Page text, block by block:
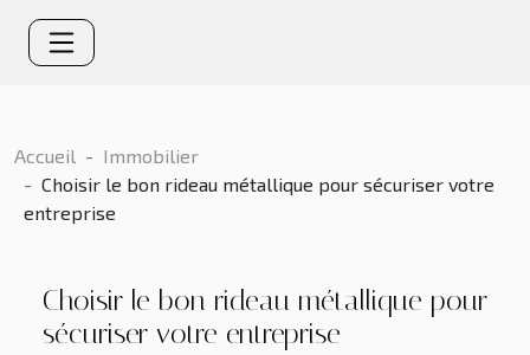
Accueil
Immobilier
Choisir le bon rideau métallique pour sécuriser votre
entreprise
Choisir le bon rideau métallique pour
sécuriser votre entreprise